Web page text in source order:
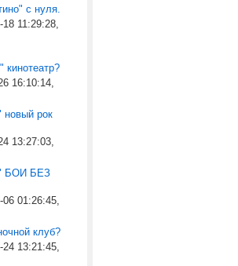
с нуля.
18 11:29:28,
кинотеатр?
16:10:14,
новый рок
13:27:03,
БОИ БЕЗ
06 01:26:45,
клуб?
24 13:21:45,